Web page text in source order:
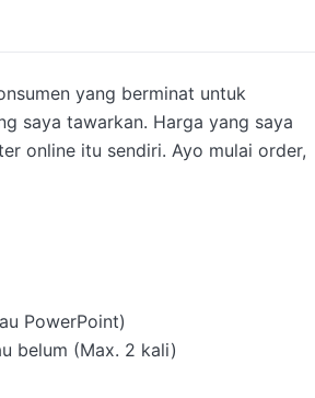
yang berminat untuk
saya tawarkan. Harga yang saya
online itu sendiri. Ayo mulai order,
PowerPoint)
belum (Max. 2 kali)